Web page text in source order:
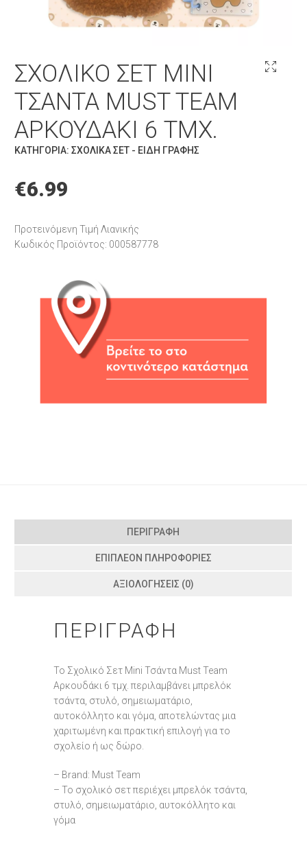
ΣΧΟΛΙΚΌ ΣΕΤ MINI
ΤΣΆΝΤΑ MUST TEAM
ΑΡΚΟΥΔΆΚΙ 6 ΤΜΧ.
ΚΑΤΗΓΟΡΊΑ:ΣΧΟΛΙΚΆ ΣΕΤ - ΕΊΔΗ ΓΡΑΦΉΣ
€6.99
Προτεινόμενη Τιμή Λιανικής
Κωδικός Προϊόντος: 000587778
ΠΕΡΙΓΡΑΦΉ
ΕΠΙΠΛΈΟΝ ΠΛΗΡΟΦΟΡΊΕΣ
ΑΞΙΟΛΟΓΉΣΕΙΣ (0)
ΠΕΡΙΓΡΑΦΉ
Το Σχολικό Σετ Mini Τσάντα Must Team
Αρκουδάκι 6 τμχ. περιλαμβάνει μπρελόκ
τσάντα, στυλό, σημειωματάριο,
αυτοκόλλητο και γόμα, αποτελώντας μια
χαριτωμένη και πρακτική επιλογή για το
σχολείο ή ως δώρο.
– Brand: Must Team
– Το σχολικό σετ περιέχει μπρελόκ τσάντα,
στυλό, σημειωματάριο, αυτοκόλλητο και
γόμα